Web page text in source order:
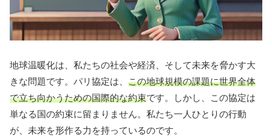
地球温暖化は、私たちの社会や経済、そして未来を脅かす大
きな問題です。パリ協定は、 この地球規模の課題に世界全体
で立ち向かうための国際的な約束です。しかし、この協定は
単なる国の約束に留まりません。私たち一人ひとりの行動
が、未来を形作る力を持っているのです。